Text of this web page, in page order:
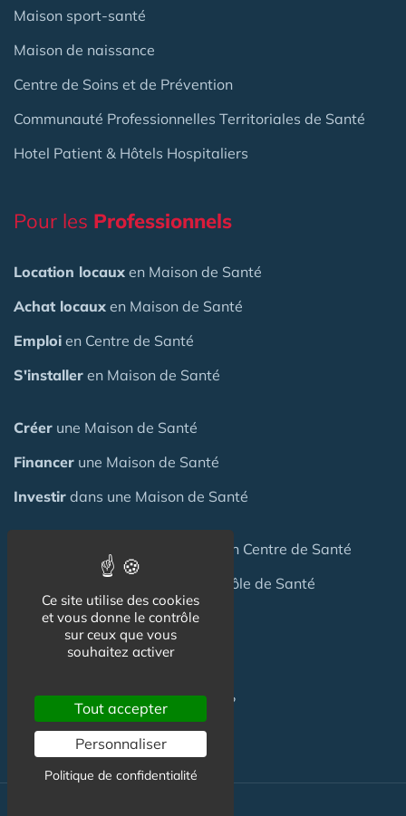
Maison sport-santé
Maison de naissance
Centre de Soins et de Prévention
Communauté Professionnelles Territoriales de Santé
Hotel Patient & Hôtels Hospitaliers
Pour les Professionnels
Location locaux en Maison de Santé
Achat locaux en Maison de Santé
Emploi en Centre de Santé
S'installer en Maison de Santé
Créer une Maison de Santé
Financer une Maison de Santé
Investir dans une Maison de Santé
ou un Centre de Santé
pour création Maison / Pôle de Santé
C'est quoi une Maison de Santé ?
Ce site utilise des cookies
et vous donne le contrôle
sur ceux que vous
souhaitez activer
Tout accepter
Personnaliser
Politique de confidentialité